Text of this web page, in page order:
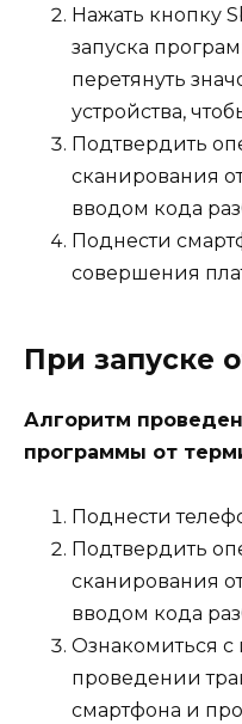
Нажать кнопку
запуска
перетянуть
устройства,
Подтвердить
сканирования
вводом кода
Поднести
совершения
При запуске
Алгоритм
программы от
Поднести
Подтвердить
сканирования
вводом кода
Ознакомиться
проведении
смартфона и